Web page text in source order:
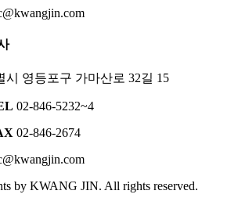
시 영등포구 가마산로 32길 15
02-846-5232~4
02-846-2674
by KWANG JIN. All rights reserved.